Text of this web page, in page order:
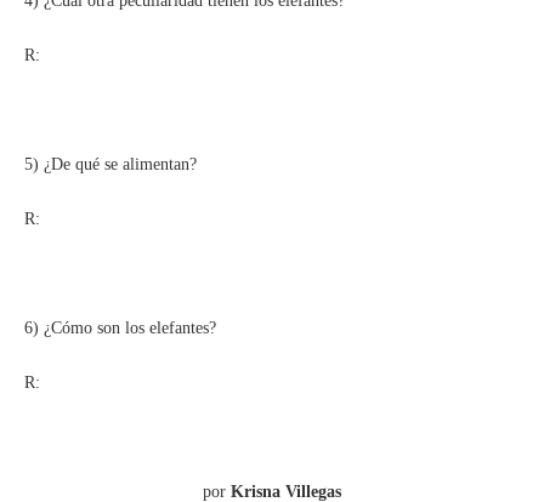
R:
5) ¿De qué se alimentan?
R:
6) ¿Cómo son los elefantes?
R:
por Krisna Villegas